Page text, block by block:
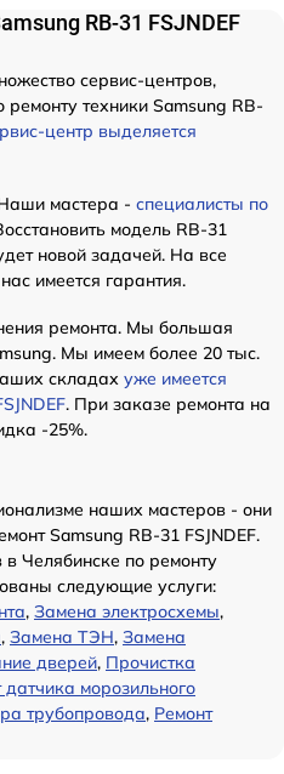
RB-31 FSJNDEF
сервис-центров,
техники Samsung RB-
центр выделяется
мастера - специалисты по
модель RB-31
новой задачей. На все
имеется гарантия.
ремонта. Мы большая
Мы имеем более 20 тыс.
складах уже имеется
. При заказе ремонта на
-25%.
наших мастеров - они
Samsung RB-31 FSJNDEF.
Челябинске по ремонту
следующие услуги:
, Замена электросхемы,
, Замена ТЭН, Замена
дверей, Прочистка
датчика морозильного
трубопровода, Ремонт